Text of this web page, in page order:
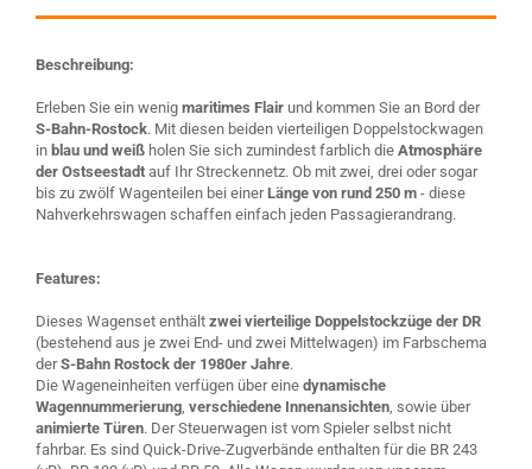
Beschreibung:
Erleben Sie ein wenig maritimes Flair und kommen Sie an Bord der
S-Bahn-Rostock. Mit diesen beiden vierteiligen Doppelstockwagen
in blau und weiß holen Sie sich zumindest farblich die Atmosphäre
der Ostseestadt auf Ihr Streckennetz. Ob mit zwei, drei oder sogar
bis zu zwölf Wagenteilen bei einerLänge von rund 250 m - diese
Nahverkehrswagen schaffen einfach jeden Passagierandrang.
Features:
Dieses Wagenset enthält zwei vierteilige Doppelstockzüge der DR
(bestehend aus je zwei End- und zwei Mittelwagen) im Farbschema
derS-Bahn Rostock der 1980er Jahre.
Die Wageneinheiten verfügen über eine dynamische
Wagennummerierung, verschiedene Innenansichten, sowie über
animierte Türen. Der Steuerwagen ist vom Spieler selbst nicht
fahrbar. Es sind Quick-Drive-Zugverbände enthalten für die BR 243